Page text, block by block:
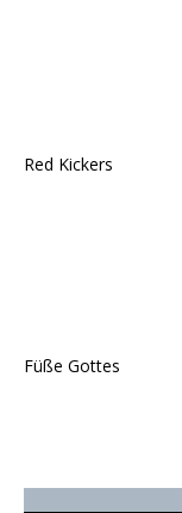
Red Kickers
Füße Gottes